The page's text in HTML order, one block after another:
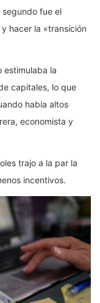
fue el
hacer la «transición
estimulaba la
capitales, lo que
había altos
economista y
trajo a la par la
incentivos.